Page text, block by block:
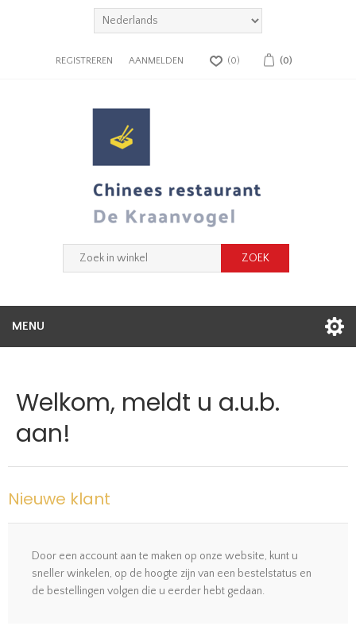
REGISTREREN AANMELDEN (0) (0)
MENU
Welkom, meldt u a.u.b.
aan!
Nieuwe klant
Door een account aan te maken op onze website, kunt u
sneller winkelen, op de hoogte zijn van een bestelstatus en
de bestellingen volgen die u eerder hebt gedaan.